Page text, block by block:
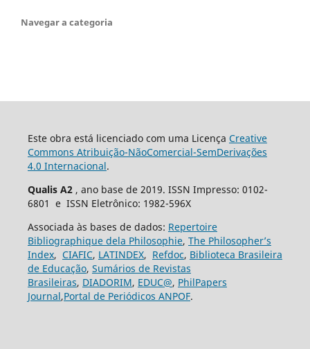
Navegar a categoria
Este obra está licenciado com uma Licença Creative
Commons Atribuição-NãoComercial-SemDerivações
4.0 Internacional.
Qualis A2 , ano base de 2019. ISSN Impresso: 0102-
6801 e ISSN Eletrônico: 1982-596X
Associada às bases de dados: Repertoire
Bibliographique dela Philosophie, The Philosopher’s
Index, CIAFIC, LATINDEX, Refdoc, Biblioteca Brasileira
de Educação, Sumários de Revistas
Brasileiras, DIADORIM, EDUC@, PhilPapers
Journal,Portal de Periódicos ANPOF.